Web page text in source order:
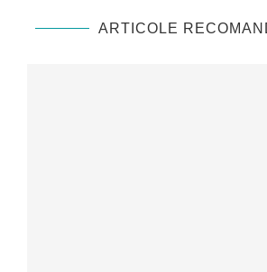
ARTICOLE